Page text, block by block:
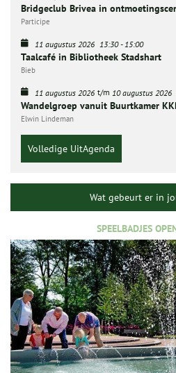
Bridgeclub Brivea in
Participe
11 augustus 2026 13:30-15:00
Taalcafé in Bibliotheek Stadshart
Bieb
11 augustus 2026 t/m 10 augustus 2026
Wandelgroep vanuit Buurtkamer
Elwin Lindeman
Volledige UitAgenda
Wat gebeurt er in
SPEELBADJES